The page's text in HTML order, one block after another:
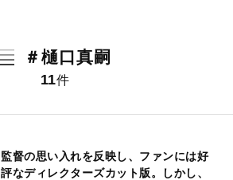
＃樋口真嗣
11件
監督の思い入れを反映し、ファンには好
評なディレクターズカット版。しかし、